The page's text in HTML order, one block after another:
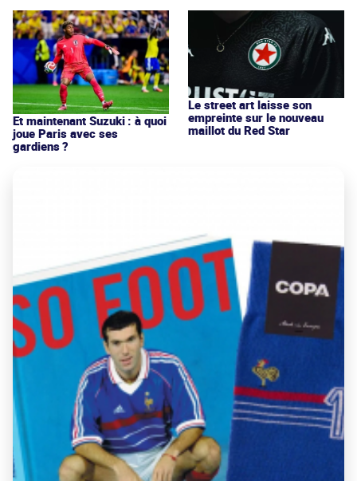
Et maintenant Suzuki : à quoi
joue Paris avec ses
gardiens ?
Le street art laisse son
empreinte sur le nouveau
maillot du Red Star